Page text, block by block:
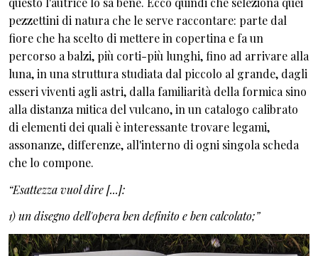
pezzettini di natura che le serve raccontare: parte dal
fiore che ha scelto di mettere in copertina e fa un
percorso a balzi, più corti-più lunghi, fino ad arrivare alla
luna, in una struttura studiata dal piccolo al grande, dagli
esseri viventi agli astri, dalla familiarità della formica sino
alla distanza mitica del vulcano, in un catalogo calibrato
di elementi dei quali è interessante trovare legami,
assonanze, differenze, all'interno di ogni singola scheda
che lo compone.
“Esattezza vuol dire [...]:
1) un disegno dell'opera ben definito e ben calcolato;”